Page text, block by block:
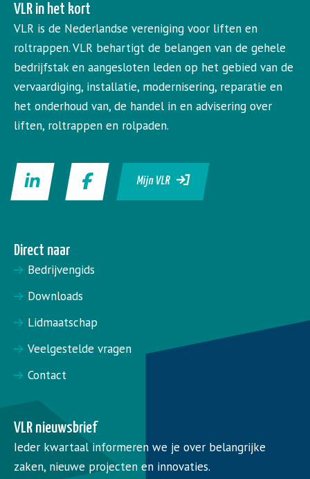
VLR in het kort
VLR is de Nederlandse vereniging voor liften en
roltrappen. VLR behartigt de belangen van de gehele
bedrijfstak en aangesloten leden op het gebied van de
vervaardiging, installatie, modernisering, reparatie en
het onderhoud van, de handel in en advisering over
liften, roltrappen en rolpaden.
Mijn VLR
Direct naar
Bedrijvengids
Downloads
Lidmaatschap
Veelgestelde vragen
Contact
VLR nieuwsbrief
Ieder kwartaal informeren we je over belangrijke
zaken, nieuwe projecten en innovaties.